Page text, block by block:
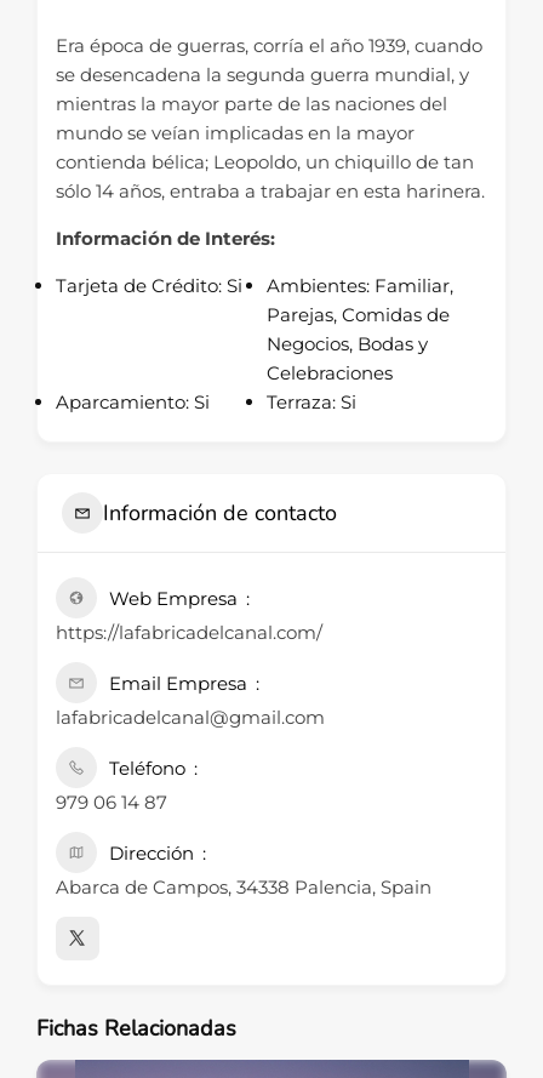
Era época de guerras, corría el año 1939, cuando
se desencadena la segunda guerra mundial, y
mientras la mayor parte de las naciones del
mundo se veían implicadas en la mayor
contienda bélica; Leopoldo, un chiquillo de tan
sólo 14 años, entraba a trabajar en esta harinera.
Información de Interés:
Tarjeta de Crédito: Si Ambientes: Familiar,
Parejas, Comidas de
Negocios, Bodas y
Celebraciones
Aparcamiento: Si Terraza:Si
Información de contacto
Web Empresa
https://lafabricadelcanal.com/
Email Empresa
lafabricadelcanal@gmail.com
Teléfono
979 06 14 87
Dirección
Abarca de Campos, 34338 Palencia, Spain
Fichas Relacionadas